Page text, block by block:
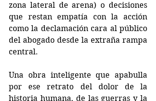
zona lateral de arena) o decisiones
que restan empatía con la acción
como la declamación cara al público
del abogado desde la extraña rampa
central.
Una obra inteligente que apabulla
por ese retrato del dolor de la
historia humana, de las guerras y la